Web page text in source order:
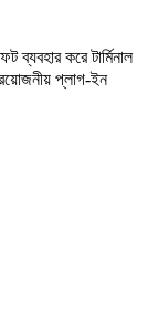
ব্যবহার করে টার্মিনাল
প্লাগ-ইন